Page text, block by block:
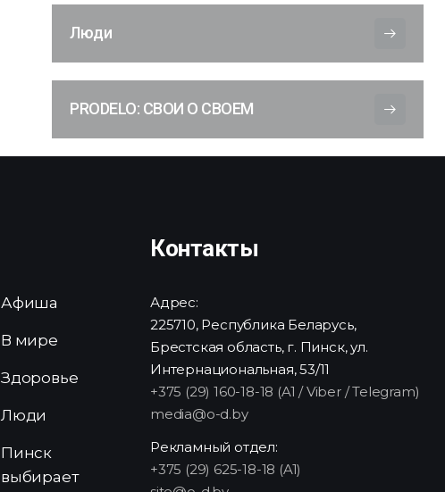
Люди
PRODELO: СВОИ О СВОЕМ
Афиша
В мире
Здоровье
Люди
Пинск
выбирает
Контакты
Адрес:
225710, Республика Беларусь,
Брестская область, г. Пинск, ул.
Интернациональная, 53/11
+375 (29) 160-18-18 (A1 / Viber / Telegram)
media@o-d.by
Рекламный отдел:
+375 (29) 625-18-18 (A1)